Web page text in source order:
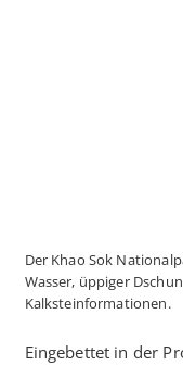
Der Khao Sok
Wasser, üppiger
Kalksteinformationen.
Eingebettet in der